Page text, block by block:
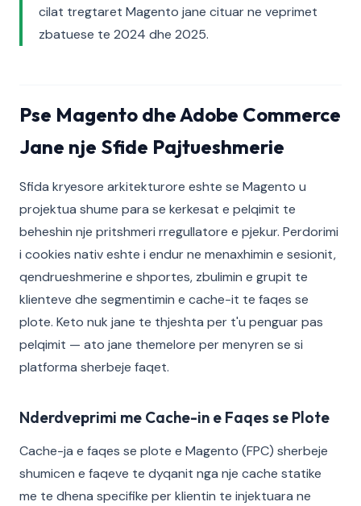
cilat tregtaret Magento jane cituar ne veprimet
zbatuese te 2024 dhe 2025.
Pse Magento dhe Adobe Commerce
Jane nje Sfide Pajtueshmerie
Sfida kryesore arkitekturore eshte se Magento u
projektua shume para se kerkesat e pelqimit te
beheshin nje pritshmeri rregullatore e pjekur. Perdorimi
i cookies nativ eshte i endur ne menaxhimin e sesionit,
qendrueshmerine e shportes, zbulimin e grupit te
klienteve dhe segmentimin e cache-it te faqes se
plote. Keto nuk jane te thjeshta per t'u penguar pas
pelqimit — ato jane themelore per menyren se si
platforma sherbeje faqet.
Nderdveprimi me Cache-in e Faqes se Plote
Cache-ja e faqes se plote e Magento (FPC) sherbeje
shumicen e faqeve te dyqanit nga nje cache statike
me te dhena specifike per klientin te injektuara ne